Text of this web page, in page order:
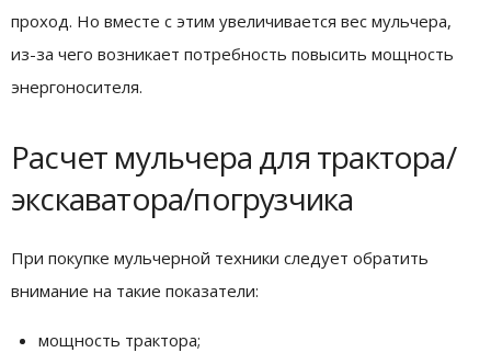
проход. Но вместе с этим увеличивается вес мульчера,
из-за чего возникает потребность повысить мощность
энергоносителя.
Расчет мульчера для трактора/
экскаватора/погрузчика
При покупке мульчерной техники следует обратить
внимание на такие показатели:
мощность трактора;